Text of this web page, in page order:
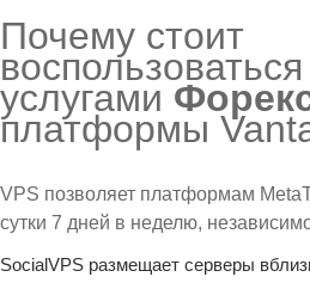
Почему стоит
услугами
платформы
VPS позволяет платформам
сутки 7 дней в неделю,
SocialVPS размещает серверы